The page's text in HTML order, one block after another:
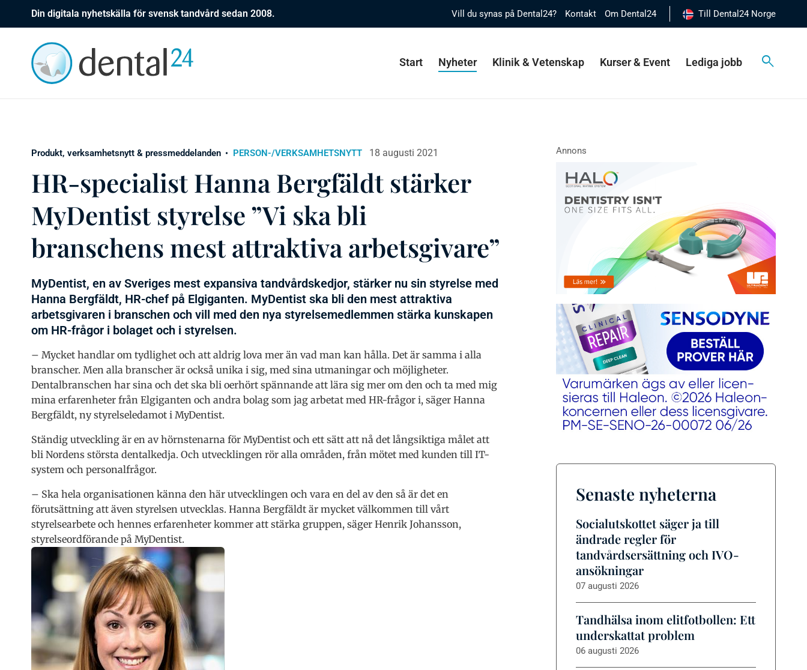
Din digitala nyhetskälla för svensk tandvård sedan 2008. Vill du synas på Dental24? Kontakt Om Dental24 Till Dental24 Norge
Start Nyheter Klinik & Vetenskap Kurser & Event Lediga jobb
Produkt, verksamhetsnytt & pressmeddelanden PERSON-/VERKSAMHETSNYTT 18 augusti 2021
HR-specialist Hanna Bergfäldt stärker
MyDentist styrelse ”Vi ska bli
branschens mest attraktiva arbetsgivare”
MyDentist, en av Sveriges mest expansiva tandvårdskedjor, stärker nu sin styrelse med
Hanna Bergfäldt, HR-chef på Elgiganten. MyDentist ska bli den mest attraktiva
arbetsgivaren i branschen och vill med den nya styrelsemedlemmen stärka kunskapen
om HR-frågor i bolaget och i styrelsen.
– Mycket handlar om tydlighet och att aldrig lova mer än vad man kan hålla. Det är samma i alla
branscher. Men alla branscher är också unika i sig, med sina utmaningar och möjligheter.
Dentalbranschen har sina och det ska bli oerhört spännande att lära sig mer om den och ta med mig
mina erfarenheter från Elgiganten och andra bolag som jag arbetat med HR-frågor i, säger Hanna
Bergfäldt, ny styrelseledamot i MyDentist.
Ständig utveckling är en av hörnstenarna för MyDentist och ett sätt att nå det långsiktiga målet att
bli Nordens största dentalkedja. Och utvecklingen rör alla områden, från mötet med kunden till IT-
system och personalfrågor.
– Ska hela organisationen känna den här utvecklingen och vara en del av den så är det en
förutsättning att även styrelsen utvecklas. Hanna Bergfäldt är mycket välkommen till vårt
styrelsearbete och hennes erfarenheter kommer att stärka gruppen, säger Henrik Johansson,
styrelseordförande på MyDentist.
Senaste nyheterna
Socialutskottet säger ja till
ändrade regler för
tandvårdsersättning och IVO-
ansökningar
07 augusti 2026
Tandhälsa inom elitfotbollen: Ett
underskattat problem
06 augusti 2026